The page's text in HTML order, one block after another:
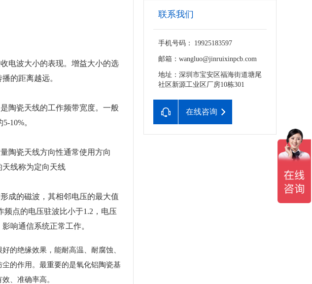
电波大小的表现。增益大小的选
的距离越远。
陶瓷天线的工作频带宽度。一般
10%。
陶瓷天线方向性通常使用方向
线称为定向天线
成的磁波，其相邻电压的最大值
点的电压驻波比小于1.2，电压
响通信系统正常工作。
的绝缘效果，能耐高温、耐腐蚀、
的作用。最重要的是氧化铝陶瓷基
、准确率高。
联系我们
手机号码： 19925183597
邮箱：wangluo@jinruixinpcb.com
地址：深圳市宝安区福海街道塘尾
社区新源工业区厂房10栋301
在线咨询